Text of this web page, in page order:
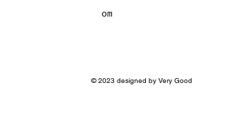
om
© 2023 designed by Very Good